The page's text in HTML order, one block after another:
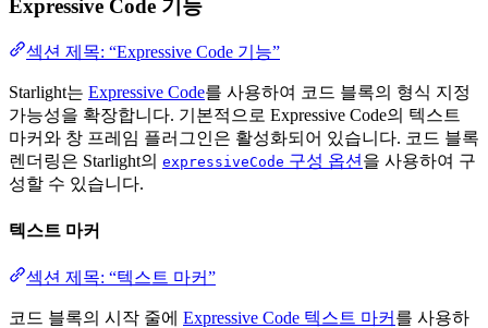
Expressive Code 기능
섹션 제목: “Expressive Code 기능”
Starlight는 Expressive Code를 사용하여 코드 블록의 형식 지정
가능성을 확장합니다. 기본적으로 Expressive Code의 텍스트
마커와 창 프레임 플러그인은 활성화되어 있습니다. 코드 블록
렌더링은 Starlight의 expressiveCode 구성 옵션을 사용하여 구
성할 수 있습니다.
텍스트 마커
섹션 제목: “텍스트 마커”
코드 블록의 시작 줄에 Expressive Code 텍스트 마커 를 사용하